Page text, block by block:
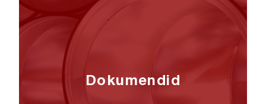
Dokumendid